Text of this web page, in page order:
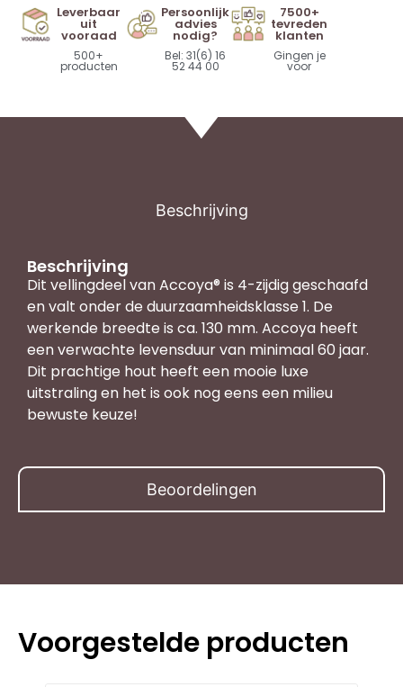
Leverbaar
uit
vooraad
500+
producten
Persoonlijk
advies
nodig?
Bel: 31(6) 16
52 44 00
7500+
tevreden
klanten
Gingen je
voor
Beschrijving
Beoordelingen
Beschrijving
Dit vellingdeel van Accoya® is 4-zijdig geschaafd
en valt onder de duurzaamheidsklasse 1. De
werkende breedte is ca. 130 mm. Accoya heeft
een verwachte levensduur van minimaal 60 jaar.
Dit prachtige hout heeft een mooie luxe
uitstraling en het is ook nog eens een milieu
bewuste keuze!
Voorgestelde producten